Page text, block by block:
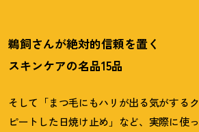
鵜飼さんが絶対的信頼を置く
スキンケアの名品15品
そして「まつ毛にもハリが出る気がする
ピートした日焼け止め」など、実際に使